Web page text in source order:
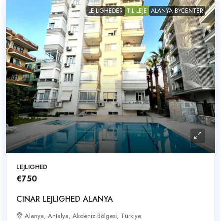
LEJLIGHEDER TIL LEJE ALANYA BYCENTER
LEJLIGHED
€750
CINAR LEJLIGHED ALANYA
Alanya, Antalya, Akdeniz Bölgesi, Türkiye